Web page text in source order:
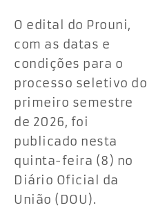
O edital do Prouni,
com as datas e
condições para o
processo seletivo do
primeiro semestre
de 2026, foi
publicado nesta
quinta-feira (8) no
Diário Oficial da
União (DOU).